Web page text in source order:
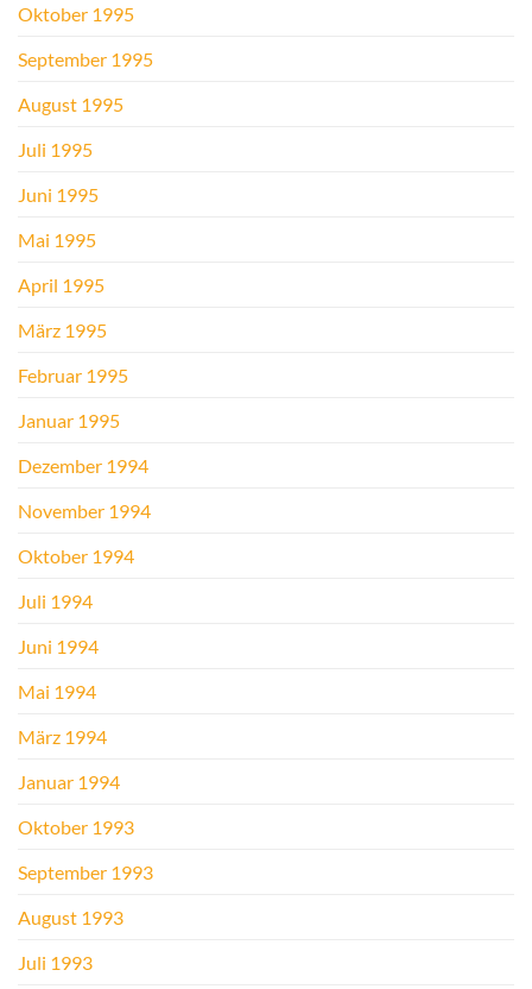
Oktober 1995
September 1995
August 1995
Juli 1995
Juni 1995
Mai 1995
April 1995
März 1995
Februar 1995
Januar 1995
Dezember 1994
November 1994
Oktober 1994
Juli 1994
Juni 1994
Mai 1994
März 1994
Januar 1994
Oktober 1993
September 1993
August 1993
Juli 1993